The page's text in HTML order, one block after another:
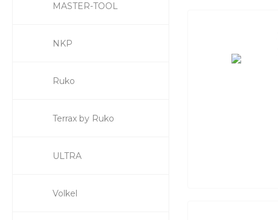
MASTER-TOOL
NKP
Ruko
Terrax by Ruko
ULTRA
Volkel